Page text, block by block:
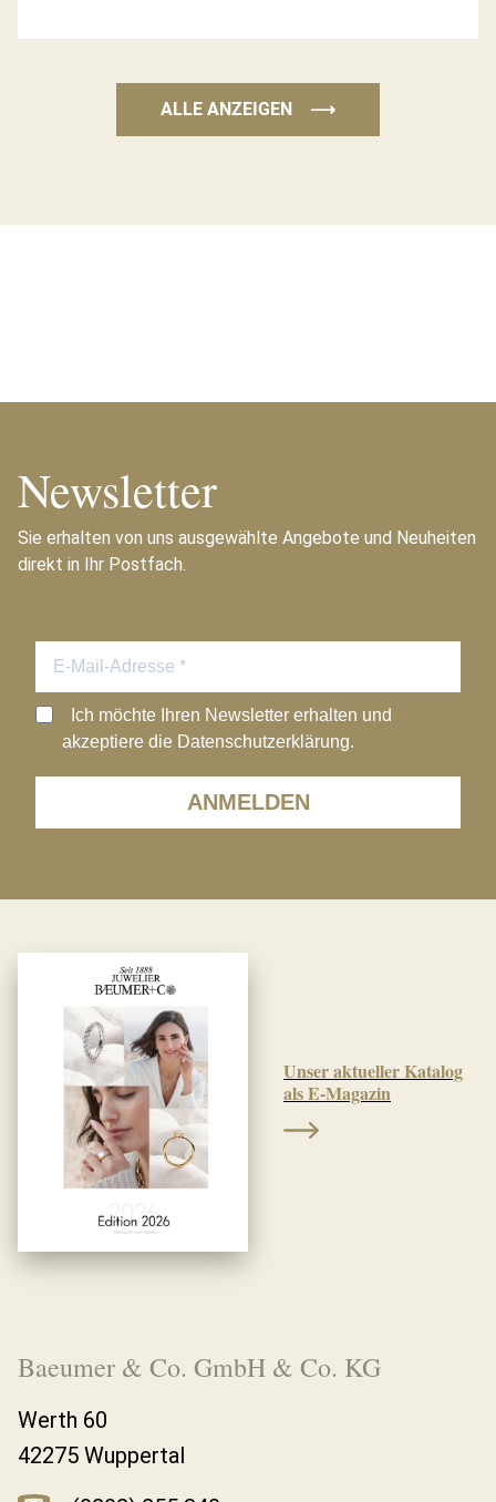
ALLE ANZEIGEN ⟶
Newsletter
Sie erhalten von uns ausgewählte Angebote und Neuheiten
direkt in Ihr Postfach.
ANMELDEN
Ich möchte Ihren Newsletter erhalten und
akzeptiere die Datenschutzerklärung.
Unser aktueller Katalog
als E-Magazin
Baeumer & Co. GmbH & Co. KG
Werth 60
42275 Wuppertal